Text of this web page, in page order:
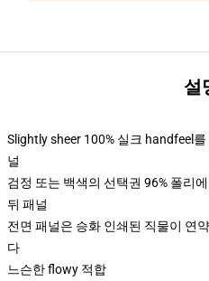
설
Slightly sheer 100% 실크 handfeel
널
검정 또는 백색의 선택권 96% 폴리
뒤 패널
전면 패널은 승화 인쇄된 직물이 연
다
느슨한 flowy 적합